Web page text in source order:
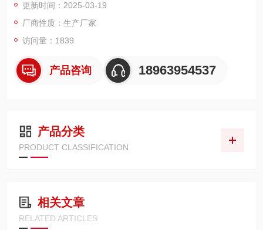
抗干扰能力强、精度高、操作方便、保护功能*等特点。
更新时间：2025-03-19
厂商性质：生产厂家
访问量：1839
产品咨询 18963954537
产品分类
PRODUCT CLASSIFICATION
相关文章
RELATED ARTICLES